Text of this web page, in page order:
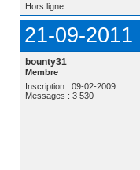
Hors ligne
21-09-2011
bounty31
Membre
Inscription : 09-02-2009
Messages : 3 530